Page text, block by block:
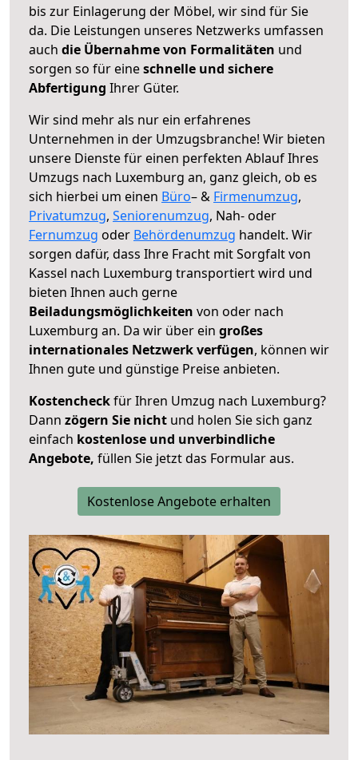
bis zur Einlagerung der Möbel, wir sind für Sie
da. Die Leistungen unseres Netzwerks umfassen
auch die Übernahme von Formalitäten und
sorgen so für eineschnelle und sichere
Abfertigung Ihrer Güter.
Wir sind mehr als nur ein erfahrenes
Unternehmen in der Umzugsbranche! Wir bieten
unsere Dienste für einen perfekten Ablauf Ihres
Umzugs nach Luxemburg an, ganz gleich, ob es
sich hierbei um einen Büro– & Firmenumzug,
Privatumzug, Seniorenumzug, Nah- oder
Fernumzug oder Behördenumzug handelt. Wir
sorgen dafür, dass Ihre Fracht mit Sorgfalt von
Kassel nach Luxemburg transportiert wird und
bieten Ihnen auch gerne
Beiladungsmöglichkeiten von oder nach
Luxemburg an. Da wir über ein großes
internationales Netzwerk verfügen, können wir
Ihnen gute und günstige Preise anbieten.
Kostencheckfür Ihren Umzug nach Luxemburg?
Dann zögern Sie nicht und holen Sie sich ganz
einfach kostenlose und unverbindliche
Angebote, füllen Sie jetzt das Formular aus.
Kostenlose Angebote erhalten